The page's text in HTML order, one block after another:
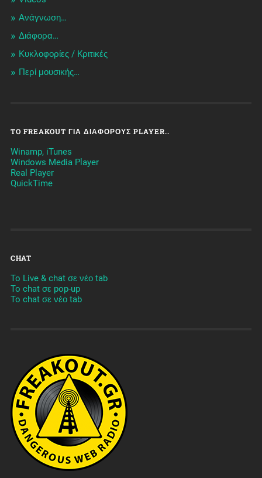
Ανάγνωση…
Διάφορα…
Κυκλοφορίες / Kριτικές
Περί μουσικής…
TO FREAKOUT ΓΙΑ ΔΙΆΦΟΡΟΥΣ PLAYER..
Winamp, iTunes
Windows Media Player
Real Player
QuickTime
CHAT
To Live & chat σε νέο tab
To chat σε pop-up
To chat σε νέο tab